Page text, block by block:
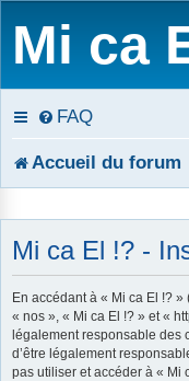
Mi ca
FAQ
Accueil du forum
Mi ca El !? -
En accédant à « Mi ca El !?
« nos », « Mi ca El !? » et «
légalement responsable des
d’être légalement
pas utiliser et accéder à « Mi